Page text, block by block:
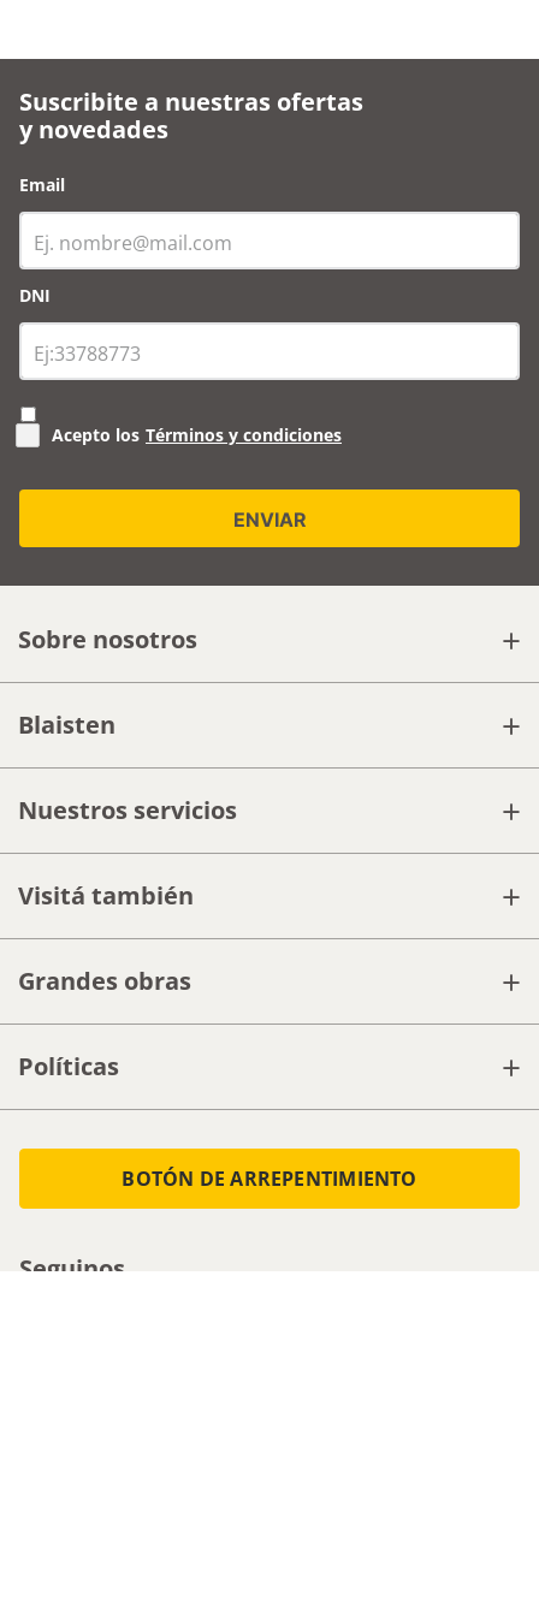
Suscribite a nuestras ofertas
y novedades
Email
DNI
Acepto los Términos y condiciones
Sobre nosotros +
Blaisten +
Nuestros servicios +
Visitá también +
Grandes obras +
Políticas +
BOTÓN DE ARREPENTIMIENTO
Seguinos